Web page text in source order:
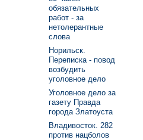
обязательных
работ - за
нетолерантные
слова
Норильск.
Переписка - повод
возбудить
уголовное дело
Уголовное дело за
газету Правда
города Златоуста
Владивосток. 282
против нацболов